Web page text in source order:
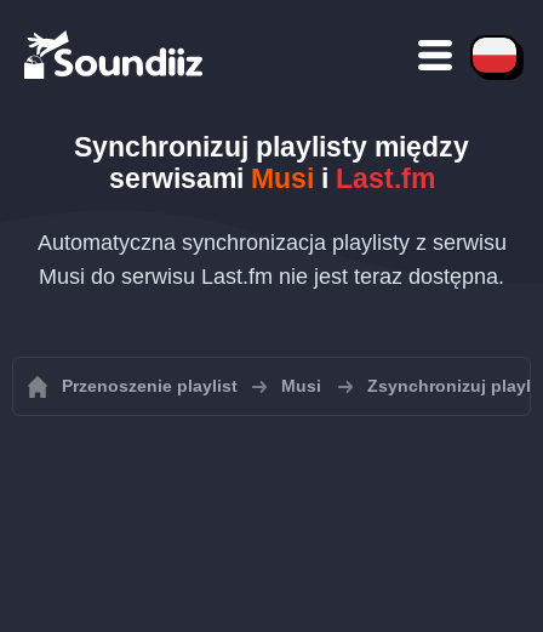
Synchronizuj playlisty między
serwisami Musi i Last.fm
Automatyczna synchronizacja playlisty z serwisu
Musi do serwisu Last.fm nie jest teraz dostępna.
Przenoszenie playlist Musi Zsynchronizuj